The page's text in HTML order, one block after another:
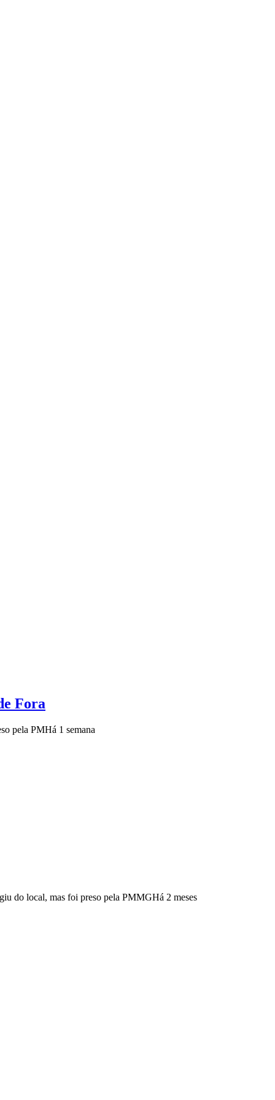
Fora
pela PMHá 1 semana
do local, mas foi preso pela PMMGHá 2 meses